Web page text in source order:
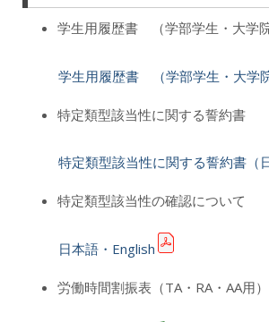
学生用履歴書 （学部学生・大学院
学生用履歴書 （学部学生・大学
特定類型該当性に関する誓約書
特定類型該当性に関する誓約書（
特定類型該当性の確認について
日本語・English
労働時間割振表（TA・RA・AA用）